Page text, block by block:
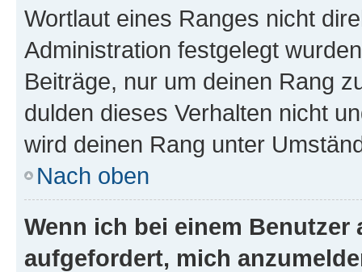
Wortlaut eines Ranges nicht
Administration festgelegt
Beiträge, nur um deinen Rang
dulden dieses Verhalten nicht
wird deinen Rang unter
Nach oben
Wenn ich bei einem
aufgefordert, mich